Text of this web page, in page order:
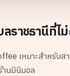
ราชธานีที่ไ
เหมาะสำหรับส
นมินิมอล